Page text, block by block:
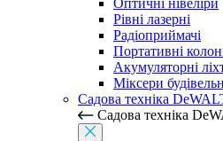
Оптичні нівеліри
Рівні лазерні
Радіоприймачі
Портативні
Акумуляторні
Міксери
Садова техніка
Садова техніка